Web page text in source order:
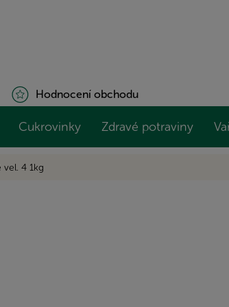
Hodnocení obchodu
Cukrovinky Zdravé potraviny
4 1kg